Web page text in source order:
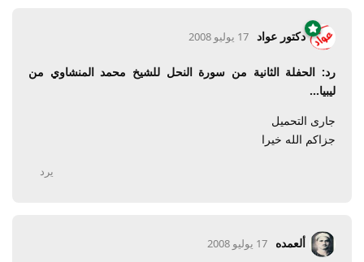
دكتور عواد 17 يوليو 2008
رد: الحفلة الثانية من سورة النحل للشيخ محمد المنشاوي من
ليبيا...
جارى التحميل
جزاكم الله خيرا
يرد
ألعمده 17 يوليو 2008